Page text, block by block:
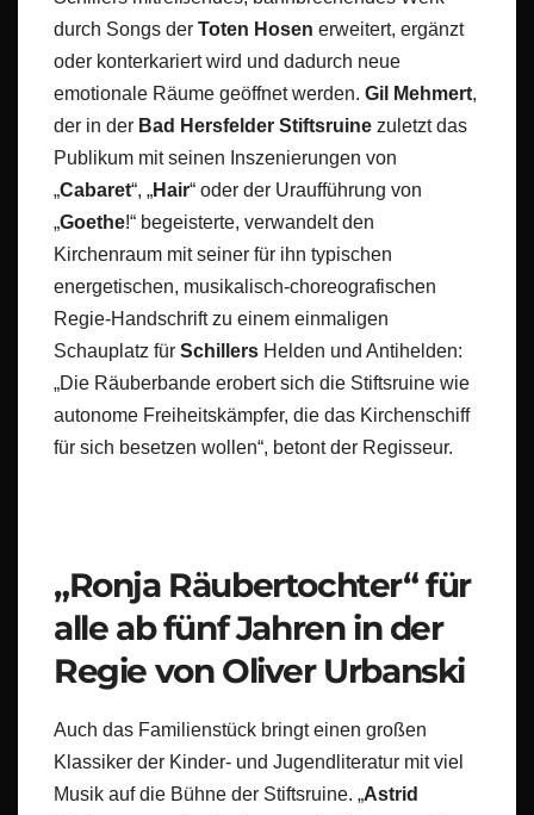
durch Songs der Toten Hosen erweitert, ergänzt
oder konterkariert wird und dadurch neue
emotionale Räume geöffnet werden. Gil Mehmert,
der in der Bad Hersfelder Stiftsruine zuletzt das
Publikum mit seinen Inszenierungen von
„Cabaret“, „Hair“ oder der Uraufführung von
„Goethe!“ begeisterte, verwandelt den
Kirchenraum mit seiner für ihn typischen
energetischen, musikalisch-choreografischen
Regie-Handschrift zu einem einmaligen
Schauplatz für Schillers Helden und Antihelden:
„Die Räuberbande erobert sich die Stiftsruine wie
autonome Freiheitskämpfer, die das Kirchenschiff
für sich besetzen wollen“, betont der Regisseur.
„Ronja Räubertochter“ für
alle ab fünf Jahren in der
Regie von Oliver Urbanski
Auch das Familienstück bringt einen großen
Klassiker der Kinder- und Jugendliteratur mit viel
Musik auf die Bühne der Stiftsruine. „Astrid